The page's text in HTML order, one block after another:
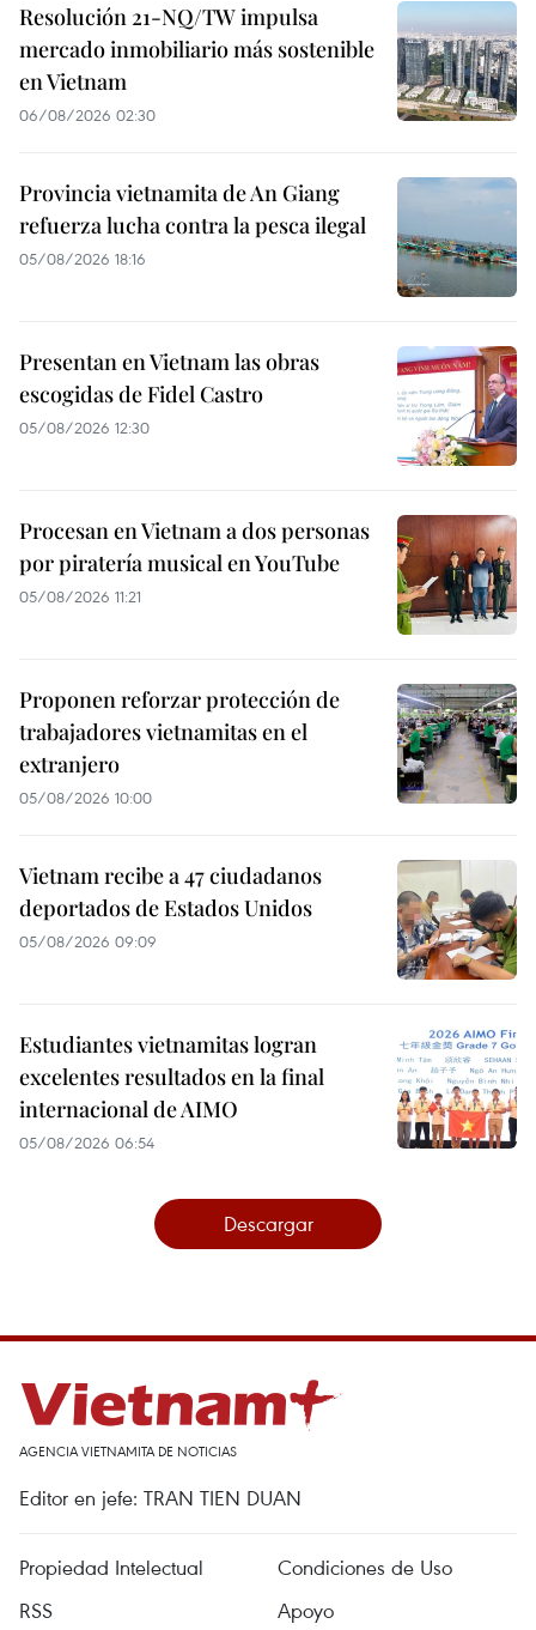
Resolución 21-NQ/TW impulsa
mercado inmobiliario más sostenible
en Vietnam
06/08/2026 02:30
Provincia vietnamita de An Giang
refuerza lucha contra la pesca ilegal
05/08/2026 18:16
Presentan en Vietnam las obras
escogidas de Fidel Castro
05/08/2026 12:30
Procesan en Vietnam a dos personas
por piratería musical en YouTube
05/08/2026 11:21
Proponen reforzar protección de
trabajadores vietnamitas en el
extranjero
05/08/2026 10:00
Vietnam recibe a 47 ciudadanos
deportados de Estados Unidos
05/08/2026 09:09
Estudiantes vietnamitas logran
excelentes resultados en la final
internacional de AIMO
05/08/2026 06:54
Descargar
AGENCIA VIETNAMITA DE NOTICIAS
Editor en jefe: TRAN TIEN DUAN
Propiedad Intelectual
Condiciones de Uso
RSS
Apoyo